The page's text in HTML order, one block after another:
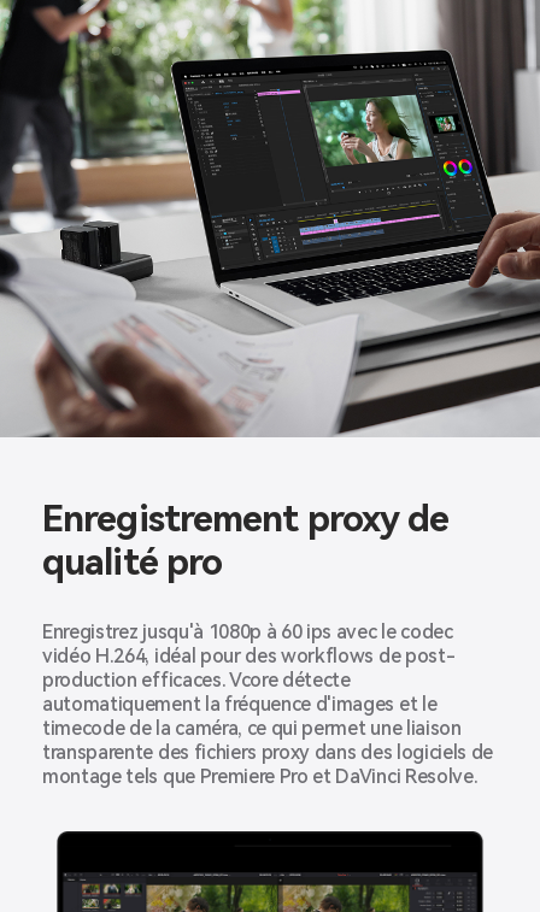
Enregistrement proxy de
qualité pro
Enregistrez jusqu'à 1080p à 60 ips avec le codec
vidéo H.264, idéal pour des workflows de post-
production efficaces. Vcore détecte
automatiquement la fréquence d'images et le
timecode de la caméra, ce qui permet une liaison
transparente des fichiers proxy dans des logiciels de
montage tels que Premiere Pro et DaVinci Resolve.